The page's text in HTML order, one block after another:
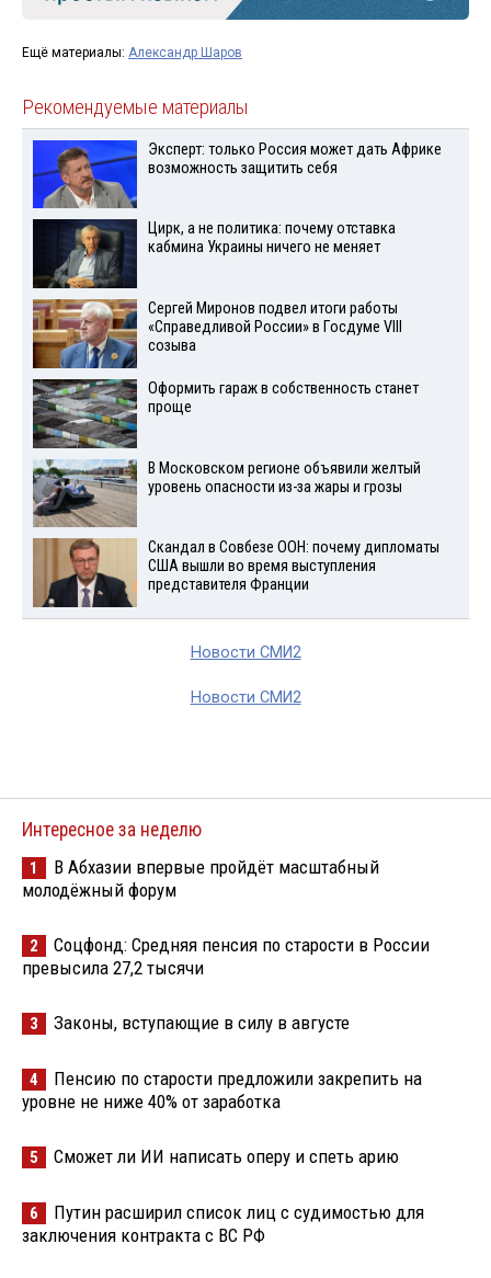
Ещё материалы: Александр Шаров
Рекомендуемые материалы
Эксперт: только Россия может дать Африке
возможность защитить себя
Цирк, а не политика: почему отставка
кабмина Украины ничего не меняет
Сергей Миронов подвел итоги работы
«Справедливой России» в Госдуме VIII
созыва
Оформить гараж в собственность станет
проще
В Московском регионе объявили желтый
уровень опасности из-за жары и грозы
Скандал в Совбезе ООН: почему дипломаты
США вышли во время выступления
представителя Франции
Новости СМИ2
Новости СМИ2
Интересное за неделю
1
В Абхазии впервые пройдёт масштабный
молодёжный форум
2
Соцфонд: Средняя пенсия по старости в России
превысила 27,2 тысячи
3 Законы, вступающие в силу в августе
4
Пенсию по старости предложили закрепить на
уровне не ниже 40% от заработка
5 Сможет ли ИИ написать оперу и спеть арию
6
Путин расширил список лиц с судимостью для
заключения контракта с ВС РФ